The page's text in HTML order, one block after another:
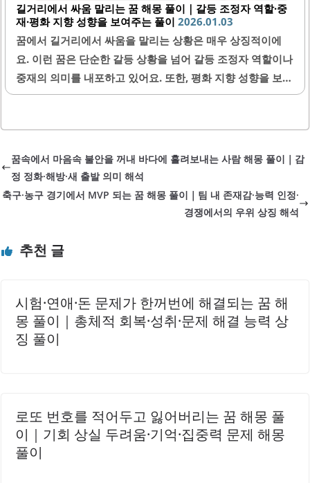
길거리에서 싸움 말리는 꿈 해몽 풀이｜갈등 조정자 역할·중
재·평화 지향 성향을 보여주는 풀이 2026.01.03
꿈에서 길거리에서 싸움을 말리는 상황은 매우 상징적이에
요. 이런 꿈은 단순한 갈등 상황을 넘어 갈등 조정자 역할이나
중재의 의미를 내포하고 있어요. 또한, 평화 지향 성향을 보여
주는 중요한 신호가 될 수 있기 때문에 꿈 해몽에서 주목할 필
일반적으로 갈등이나 대립 상황을 상징해요. 길거리는 많은
사람이 오가고 여러 상황이 벌어지는 공공장소이기 때문에,
이런 장소에서 싸움을 본다는 것은 여러 사람과의 사회적 관
계에서 갈등이 있음을 암시해요. 하지만 싸움을 말리는 꿈이
라면 이는 그 갈등 속에서 중재자 역할을 하거나 문제 해결을
위의 상징성싸움을 말리는 행위는 갈등 해소와 평화 조성을
꿈속에서 마음속 불안을 꺼내 바다에 흘려보내는 사람 해몽 풀이｜감
정 정화·해방·새 출발 의미 해석
축구·농구 경기에서 MVP 되는 꿈 해몽 풀이｜팀 내 존재감·능력 인정·
경쟁에서의 우위 상징 해석
추천 글
시험·연애·돈 문제가 한꺼번에 해결되는 꿈 해
몽 풀이｜총체적 회복·성취·문제 해결 능력 상
징 풀이
로또 번호를 적어두고 잃어버리는 꿈 해몽 풀
이｜기회 상실 두려움·기억·집중력 문제 해몽
풀이